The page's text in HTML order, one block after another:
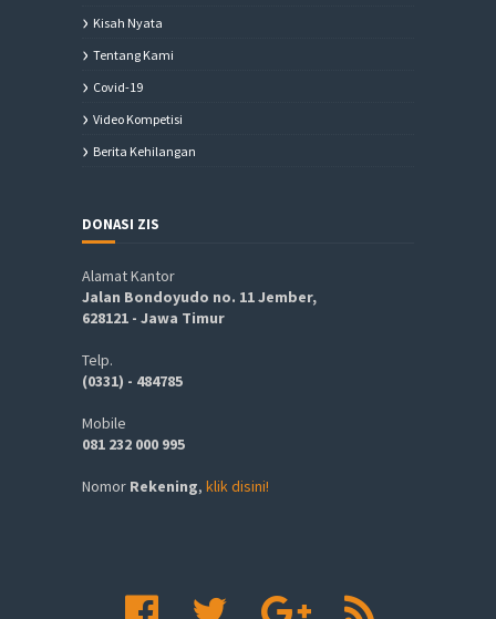
Kisah Nyata
Tentang Kami
Covid-19
Video Kompetisi
Berita Kehilangan
DONASI ZIS
Alamat Kantor
Jalan Bondoyudo no. 11 Jember,
628121 - Jawa Timur
Telp.
(0331) - 484785
Mobile
081 232 000 995
Nomor Rekening, klik disini!